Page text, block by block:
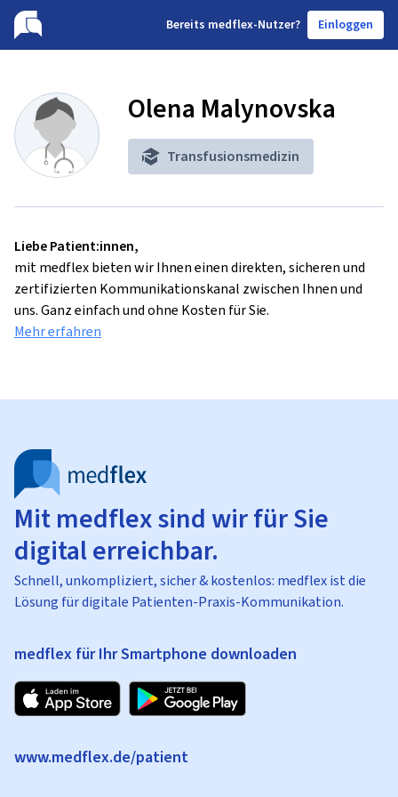
Bereits medflex-Nutzer? Einloggen
Olena Malynovska
Transfusionsmedizin
Liebe Patient:innen,
mit medflex bieten wir Ihnen einen direkten, sicheren und
zertifizierten Kommunikationskanal zwischen Ihnen und
uns. Ganz einfach und ohne Kosten für Sie.
Mehr erfahren
Mit medflex sind wir für Sie
digital erreichbar.
Schnell, unkompliziert, sicher & kostenlos: medflex ist die
Lösung für digitale Patienten-Praxis-Kommunikation.
medflex für Ihr Smartphone downloaden
www.medflex.de/patient